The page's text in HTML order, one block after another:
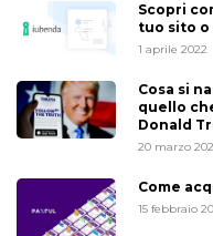
Scopri
tuo sito o
1 aprile 2022
Cosa si
quello
Donald
20 marzo
Come
15 febbraio